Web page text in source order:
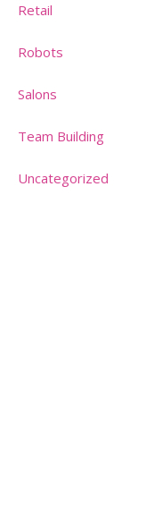
Retail
Robots
Salons
Team Building
Uncategorized